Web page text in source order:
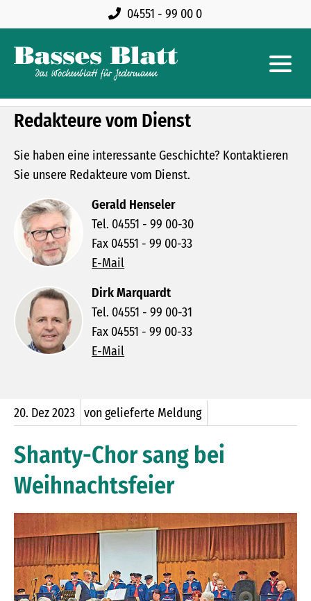
04551 - 99 00 0
Redakteure vom Dienst
Sie haben eine interessante Geschichte? Kontaktieren
Sie unsere Redakteure vom Dienst.
Gerald Henseler
Tel. 04551 - 99 00-30
Fax 04551 - 99 00-33
E-Mail
Dirk Marquardt
Tel. 04551 - 99 00-31
Fax 04551 - 99 00-33
E-Mail
20. Dez2023 von gelieferte Meldung
Shanty-Chor sang bei
Weihnachtsfeier